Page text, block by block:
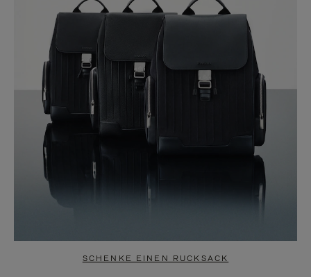
SCHENKE EINEN RUCKSACK